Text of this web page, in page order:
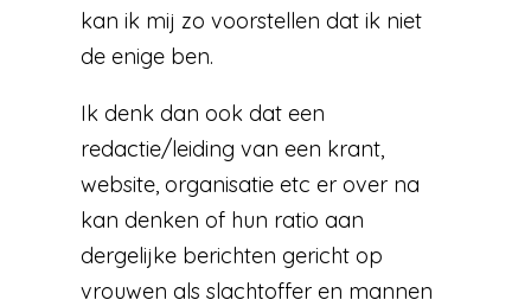
kan ik mij zo voorstellen dat ik niet
de enige ben.
Ik denk dan ook dat een
redactie/leiding van een krant,
website, organisatie etc er over na
kan denken of hun ratio aan
dergelijke berichten gericht op
vrouwen als slachtoffer en mannen